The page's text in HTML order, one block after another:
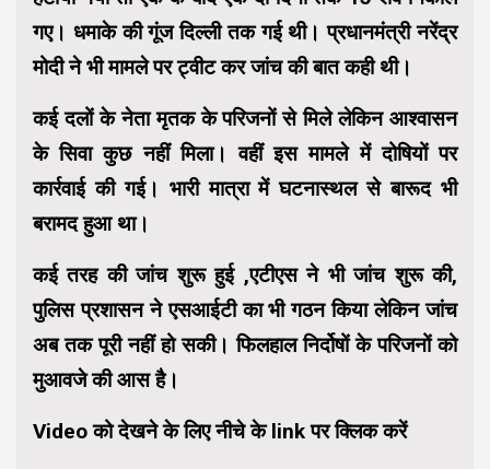
गए। धमाके की गूंज दिल्ली तक गई थी। प्रधानमंत्री नरेंद्र
मोदी ने भी मामले पर ट्वीट कर जांच की बात कही थी।
कई दलों के नेता मृतक के परिजनों से मिले लेकिन आश्वासन
के सिवा कुछ नहीं मिला। वहीं इस मामले में दोषियों पर
कार्रवाई की गई। भारी मात्रा में घटनास्थल से बारूद भी
बरामद हुआ था।
कई तरह की जांच शुरू हुई ,एटीएस ने भी जांच शुरू की,
पुलिस प्रशासन ने एसआईटी का भी गठन किया लेकिन जांच
अब तक पूरी नहीं हो सकी। फिलहाल निर्दोषों के परिजनों को
मुआवजे की आस है।
Video को देखने के लिए नीचे के link पर क्लिक करें